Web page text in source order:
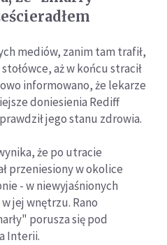
mediów, zanim tam trafił,
aż w końcu stracił
informowano, że lekarze
doniesienia Rediff
jego stanu zdrowia.
że po utracie
przeniesiony w okolice
- w niewyjaśnionych
jej wnętrzu. Rano
porusza się pod
Interii.